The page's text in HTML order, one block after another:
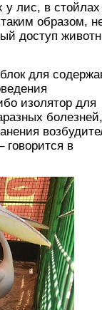
у лис, в
образом,
доступ
для
изолятор для
болезней,
в